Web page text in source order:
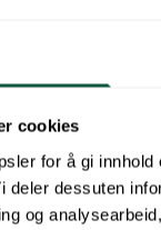
cookies
for å gi
deler dessuten
og